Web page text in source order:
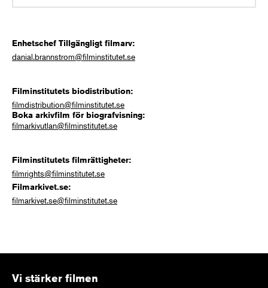
Enhetschef Tillgängligt filmarv:
danial.brannstrom@filminstitutet.se
Filminstitutets biodistribution:
filmdistribution@filminstitutet.se
Boka arkivfilm för biografvisning:
filmarkivutlan@filminstitutet.se
Filminstitutets filmrättigheter:
filmrights@filminstitutet.se
Filmarkivet.se:
filmarkivet.se@filminstitutet.se
Vi stärker filmen